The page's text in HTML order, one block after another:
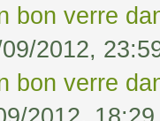
bon verre
2012,
bon verre